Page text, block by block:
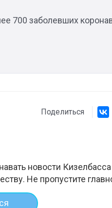
700 заболевших
Поделиться
новости
Не пропустите